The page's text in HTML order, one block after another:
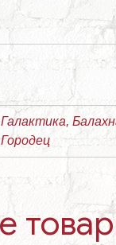
Галактика,
Городец